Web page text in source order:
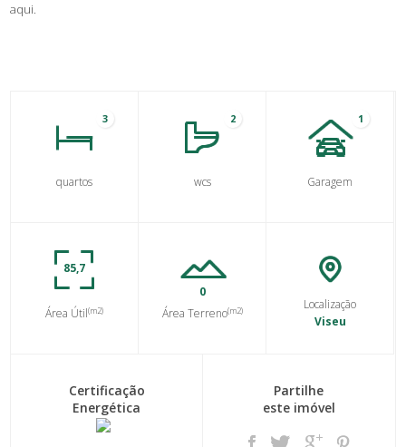
aqui.
3
quartos
2
wcs
1
Garagem
85,7
Área Útil(m2)
0
Área Terreno(m2)
Localização
Viseu
Certificação
Energética
Partilhe
este imóvel